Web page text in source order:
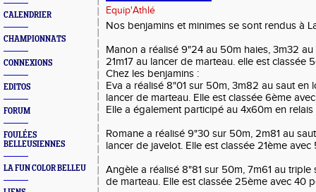
CALENDRIER
CHAMPIONNATS
CONNEXIONS
EDITOS
FORUM
FOULÉES
BELLEUSIENNES
LA FUN COLOR BELLEU
Equip'Athlé
Nos benjamins et minimes se sont rendus à
Manon a réalisé 9"24 au 50m haies, 3m32
21m17 au lancer de marteau. elle est classée
Chez les benjamins :
Eva a réalisé 8"01 sur 50m, 3m82 au saut
lancer de marteau. Elle est classée 6ème
Elle a également participé au 4x60m en
Romane a réalisé 9"30 sur 50m, 2m81 au
lancer de javelot. Elle est classée 21ème avec
Angèle a réalisé 8"81 sur 50m, 7m61 au triple
de marteau. Elle est classée 25ème avec 40